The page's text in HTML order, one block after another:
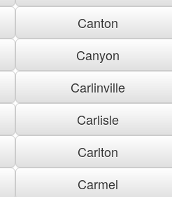
Canton
Canyon
Carlinville
Carlisle
Carlton
Carmel